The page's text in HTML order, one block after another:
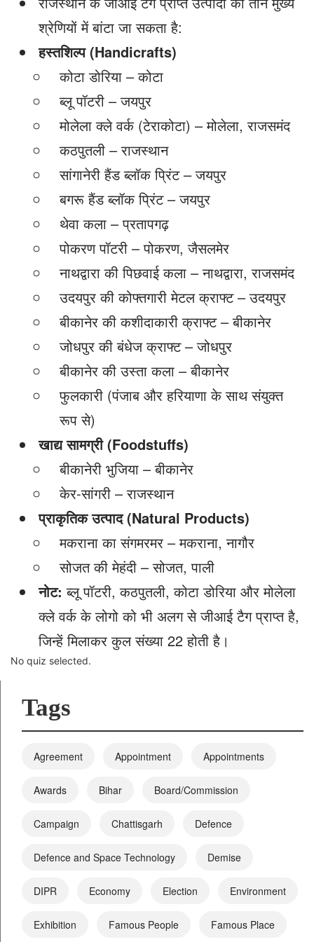
श्रेणियों में बांटा जा सकता है:
हस्तशिल्प (Handicrafts)
कोटा डोरिया – कोटा
ब्लू पॉटरी – जयपुर
मोलेला क्ले वर्क (टेराकोटा) – मोलेला, राजसमंद
कठपुतली – राजस्थान
सांगानेरी हैंड ब्लॉक प्रिंट – जयपुर
बगरू हैंड ब्लॉक प्रिंट – जयपुर
थेवा कला – प्रतापगढ़
पोकरण पॉटरी – पोकरण, जैसलमेर
नाथद्वारा की पिछवाई कला – नाथद्वारा, राजसमंद
उदयपुर की कोफ्तगारी मेटल क्राफ्ट – उदयपुर
बीकानेर की कशीदाकारी क्राफ्ट – बीकानेर
जोधपुर की बंधेज क्राफ्ट – जोधपुर
बीकानेर की उस्ता कला – बीकानेर
फुलकारी (पंजाब और हरियाणा के साथ संयुक्त
रूप से)
खाद्य सामग्री (Foodstuffs)
बीकानेरी भुजिया – बीकानेर
केर-सांगरी – राजस्थान
प्राकृतिक उत्पाद (Natural Products)
मकराना का संगमरमर – मकराना, नागौर
सोजत की मेहंदी – सोजत, पाली
नोट: ब्लू पॉटरी, कठपुतली, कोटा डोरिया और मोलेला
क्ले वर्क के लोगो को भी अलग से जीआई टैग प्राप्त है,
जिन्हें मिलाकर कुल संख्या 22 होती है।
No quiz selected.
Tags
Agreement Appointment Appointments
Awards Bihar Board/Commission
Campaign Chattisgarh Defence
Defence and Space Technology Demise
DIPR Economy Election Environment
Exhibition Famous People Famous Place